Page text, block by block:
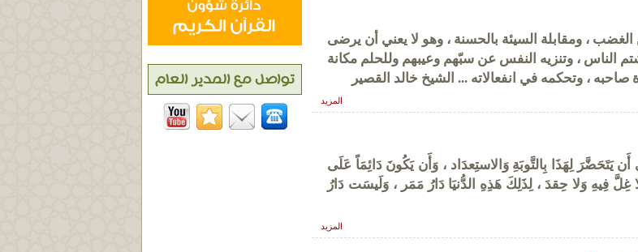
، ومقابلة السيئة بالحسنة ، وهو لا يعني أن يرضى
الناس ، وتنزيه النفس عن سبّهم وعيبهم وللحلم مكانة
، وتحكمه في انفعالاته ... الشيخ خالد القصير
المزيد
يَتَحَضَّرَ لِهَذَا بِالتَّوبَةِ وَالاستِعدَاد ، وَأَن يَكُونَ دَائِمَاً عَلَى
فِيهِ وَلا حِقدَ ، لِذَلِكَ هَذِهِ الدُّنيَا دَارُ مَمَر ، وَلَيسَت دَارُ
المزيد